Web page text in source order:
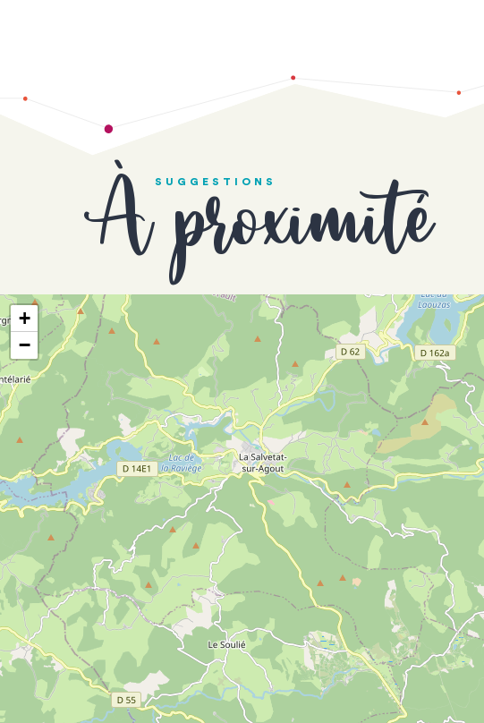
SUGGESTIONS
À proximité
+
−